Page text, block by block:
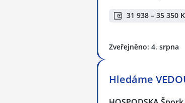
31 938 – 35 350
Zveřejněno: 4. srpna
Hledáme